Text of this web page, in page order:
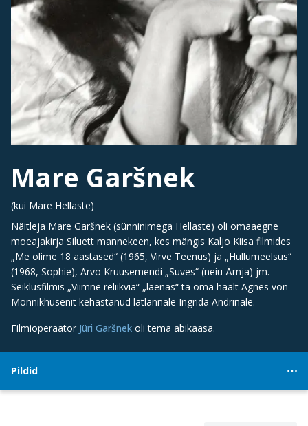
Mare Garšnek
(kui Mare Hellaste)
Näitleja Mare Garšnek (sünninimega Hellaste) oli omaaegne
moeajakirja Siluett mannekeen, kes mängis Kaljo Kiisa filmides
„Me olime 18 aastased“ (1965, Virve Teenus) ja „Hullumeelsus“
(1968, Sophie), Arvo Kruusemendi „Suves“ (neiu Ärnja) jm.
Seiklusfilmis „Viimne reliikvia“ „laenas“ ta oma häält Agnes von
Mönnikhusenit kehastanud lätlannale Ingrida Andrinale.
Filmioperaator Jüri Garšnek oli tema abikaasa.
Pildid